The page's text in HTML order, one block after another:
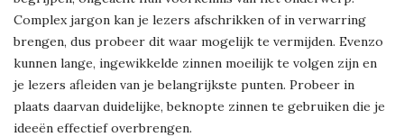
Complex jargon kan je lezers afschrikken of in verwarring
brengen, dus probeer dit waar mogelijk te vermijden. Evenzo
kunnen lange, ingewikkelde zinnen moeilijk te volgen zijn en
je lezers afleiden van je belangrijkste punten. Probeer in
plaats daarvan duidelijke, beknopte zinnen te gebruiken die je
ideeën effectief overbrengen.